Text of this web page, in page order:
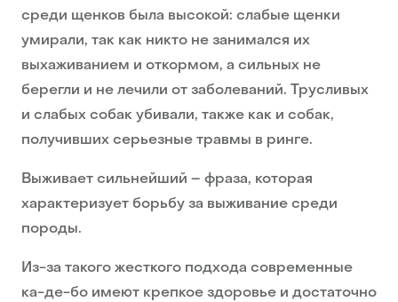
среди щенков была высокой: слабые щенки
умирали, так как никто не занимался их
выхаживанием и откормом, а сильных не
берегли и не лечили от заболеваний. Трусливых
и слабых собак убивали, также как и собак,
получивших серьезные травмы в ринге.
Выживает сильнейший – фраза, которая
характеризует борьбу за выживание среди
породы.
Из-за такого жесткого подхода современные
ка-де-бо имеют крепкое здоровье и достаточно